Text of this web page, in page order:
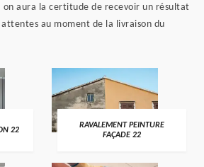
on aura la certitude de recevoir un résultat
au moment de la livraison du
22
RAVALEMENT PEINTURE
FAÇADE 22